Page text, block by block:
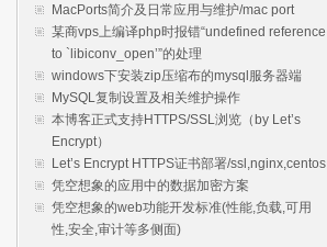
MacPorts简介及日常应用与维护/mac port
某商vps上编译php时报错“undefined reference
to `libiconv_open’”的处理
windows下安装zip压缩布的mysql服务器端
MySQL复制设置及相关维护操作
本博客正式支持HTTPS/SSL浏览（by Let’s
Encrypt）
Let’s Encrypt HTTPS证书部署/ssl,nginx,centos
凭空想象的应用中的数据加密方案
凭空想象的web功能开发标准(性能,负载,可用
性,安全,审计等多侧面)